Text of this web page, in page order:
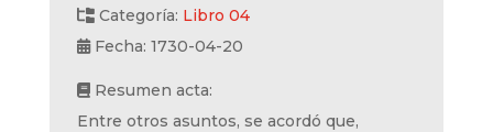
Categoría: Libro 04
Fecha: 1730-04-20
Resumen acta:
Entre otros asuntos, se acordó que,